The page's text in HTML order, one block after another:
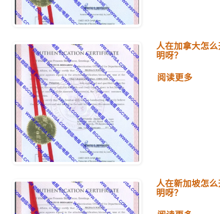
人在加拿大怎
明呀？
阅读更多
人在新加坡怎
明呀？